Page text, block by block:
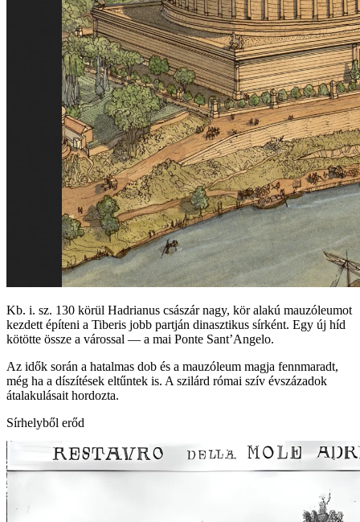
Kb. i. sz. 130 körül Hadrianus császár nagy, kör alakú mauzóleumot
kezdett építeni a Tiberis jobb partján dinasztikus sírként. Egy új híd
kötötte össze a várossal — a mai Ponte Sant’Angelo.
Az idők során a hatalmas dob és a mauzóleum magja fennmaradt,
még ha a díszítések eltűntek is. A szilárd római szív évszázadok
átalakulásait hordozta.
Sírhelyből erőd